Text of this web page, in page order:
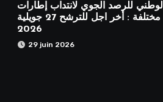
للرصد الجوي لانتداب إطارات
وأعوان في اختصاصات مختلفة : أخر اجل للترشح 27 جويلية
2026
29 juin 2026